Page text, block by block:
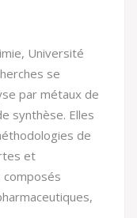
Université
se
par métaux de
synthèse. Elles
de
et